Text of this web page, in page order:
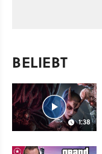
BELIEBT
1:38